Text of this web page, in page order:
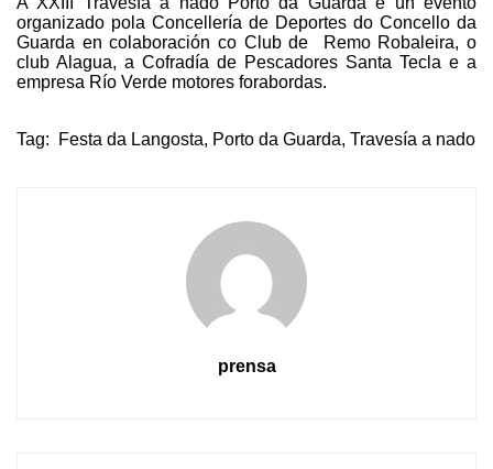
organizado pola Concellería de Deportes do Concello da
Guarda en colaboración co Club de
Remo Robaleira, o
club Alagua, a Cofradía de Pescadores Santa Tecla e a
empresa Río Verde motores forabordas.
Tag: Festa da Langosta, Porto da Guarda, Travesía a nado
prensa